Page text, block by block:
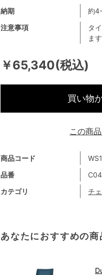
￥65,340(税込)
商品コード
品番
カテゴリ
チ
注意事項
タ
ます
納期 約
買い物
あなたにおすすめの商
この商